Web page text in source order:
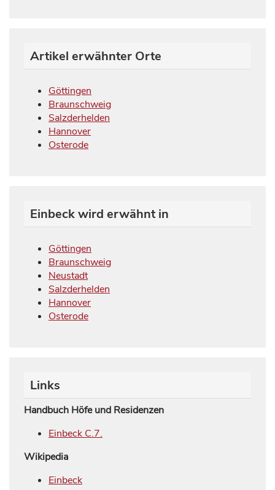
Artikel erwähnter Orte
Göttingen
Braunschweig
Salzderhelden
Hannover
Osterode
Einbeck wird erwähnt in
Göttingen
Braunschweig
Neustadt
Salzderhelden
Hannover
Osterode
Links
Handbuch Höfe und Residenzen
Einbeck C.7.
Wikipedia
Einbeck